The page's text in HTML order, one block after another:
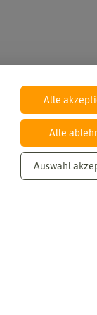
Auss
äen
Piki
eren
Umt
Aus
pfla
nze
Ernt
e
Alle
Alle
Auswahl